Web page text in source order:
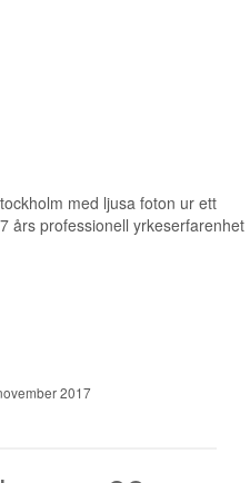
med ljusa foton ur ett
års professionell yrkeserfarenhet
2017